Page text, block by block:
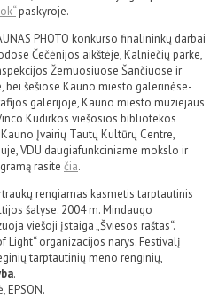
paskyroje.
PHOTO konkurso finalininkų darbai
Čečėnijos aikštėje, Kalniečių parke,
Žemuosiuose Šančiuose ir
šešiose Kauno miesto galerinėse-
galerijoje, Kauno miesto muziejaus
Kudirkos viešosios bibliotekos
Įvairių Tautų Kultūrų Centre,
VDU daugiafunkciniame mokslo ir
rasite čia.
rengiamas kasmetis tarptautinis
šalyse. 2004 m. Mindaugo
viešoji įstaiga „Šviesos raštas“.
Light“ organizacijos narys. Festivalį
tarptautinių meno renginių,
.
EPSON.